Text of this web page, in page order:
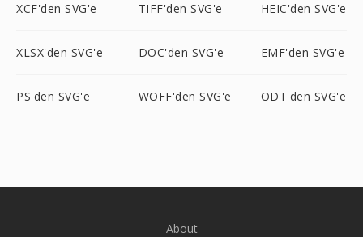
XCF'den SVG'e TIFF'den SVG'e HEIC'den SVG'e
XLSX'den SVG'e DOC'den SVG'e EMF'den SVG'e
PS'den SVG'e WOFF'den SVG'e ODT'den SVG'e
About